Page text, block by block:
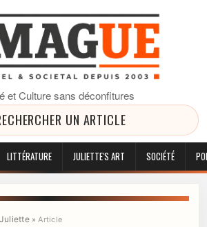
et Culture sans déconfitures
UN ARTICLE
LITTÉRATURE JULIETTE'S ART SOCIÉTÉ
»Article